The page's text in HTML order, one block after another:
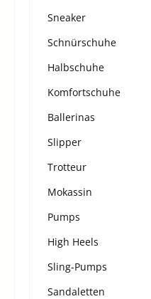
Sneaker
Schnürschuhe
Halbschuhe
Komfortschuhe
Ballerinas
Slipper
Trotteur
Mokassin
Pumps
High Heels
Sling-Pumps
Sandaletten